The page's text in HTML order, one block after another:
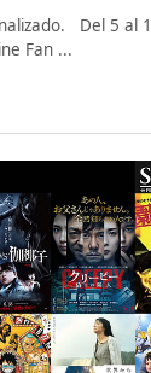
Del 5 al
Fan ...